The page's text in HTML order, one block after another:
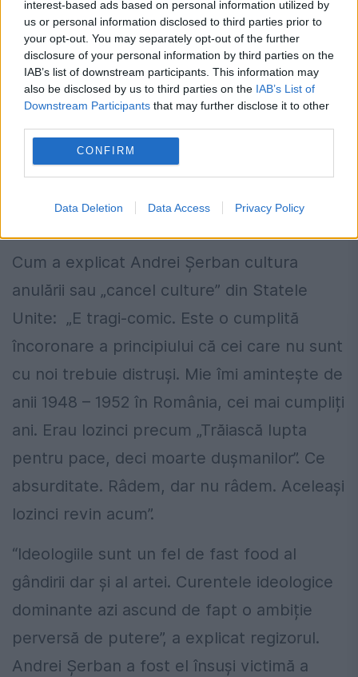
interest-based ads based on personal information utilized by
us or personal information disclosed to third parties prior to
your opt-out. You may separately opt-out of the further
disclosure of your personal information by third parties on the
IAB’s list of downstream participants. This information may
also be disclosed by us to third parties on the IAB’s List of
Downstream Participants that may further disclose it to other
CONFIRM
Data Deletion Data Access Privacy Policy
“Ești scos din societate dacă nu ești de
acord cu ideile comitetelor neo-bolșevice
formate în universități”, a povestit într-un
interviu Andrei Șerban, unul dintre cei mai
Cum a explicat Andrei Șerban cultura
anulării sau „cancel culture” din Statele
Unite: „E tragi-comic. Este o cumplită
încoronare a principiului că cei care nu sunt
cu noi trebuie distruși. Mie îmi amintește de
anii 1948 – 1952 în România, cei mai cumpliți
ani. Erau lozinci precum „Trăiască lupta
pentru pace, deci moarte dușmanilor”. Ce
absurditate. Râdem, dar nu râdem. Aceleași
lozinci revin acum”.
“Ideologiile sunt un fel de fast food al
gândirii dar și al artei. Curentele ideologice
dominante azi ascund de fapt o ambiție
perversă de putere”, a explicat regizorul.
Andrei Șerban a fost el însuși victimă a